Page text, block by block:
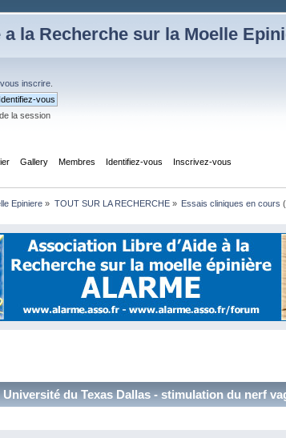
la Recherche sur la Moelle
vous inscrire
la session
Gallery Membres Identifiez-vous Inscrivez-vous
Epiniere » TOUT SUR LA RECHERCHE» Essais cliniques en cours
du Texas Dallas - stimulation du nerf